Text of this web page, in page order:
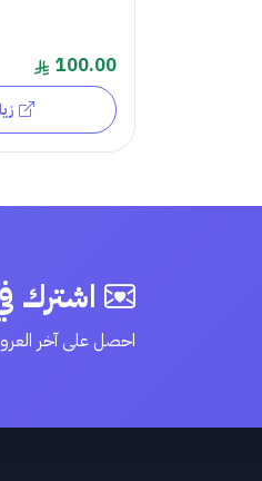
100.00
اشترك
احصل على آخر